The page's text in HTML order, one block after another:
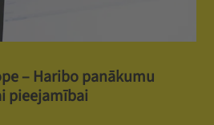
– Haribo panākumu
pieejamībai